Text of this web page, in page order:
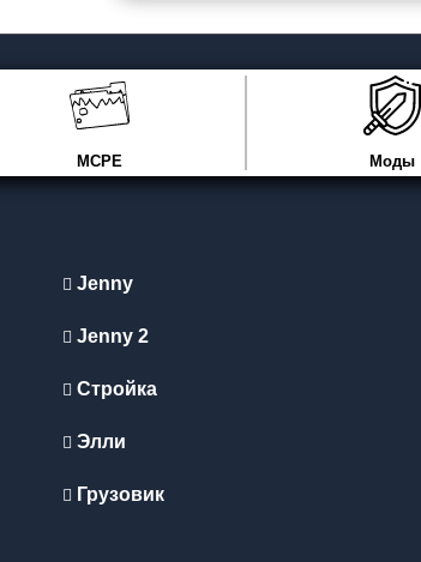
MCPE Моды
Jenny
Jenny 2
Стройка
Элли
Грузовик